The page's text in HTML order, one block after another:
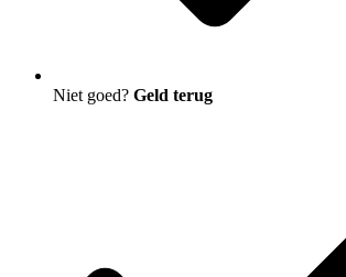
Niet goed? Geld terug